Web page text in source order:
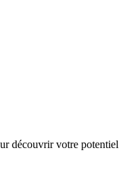
découvrir votre potentiel